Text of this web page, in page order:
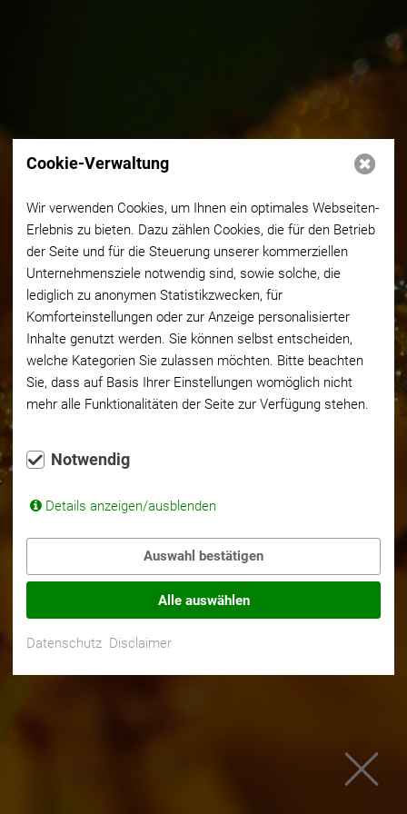
Cookie-Verwaltung
Wir verwenden Cookies, um Ihnen ein optimales Webseiten-
Erlebnis zu bieten. Dazu zählen Cookies, die für den Betrieb
der Seite und für die Steuerung unserer kommerziellen
Unternehmensziele notwendig sind, sowie solche, die
lediglich zu anonymen Statistikzwecken, für
Komforteinstellungen oder zur Anzeige personalisierter
Inhalte genutzt werden. Sie können selbst entscheiden,
welche Kategorien Sie zulassen möchten. Bitte beachten
Sie, dass auf Basis Ihrer Einstellungen womöglich nicht
mehr alle Funktionalitäten der Seite zur Verfügung stehen.
Notwendig
Details anzeigen/ausblenden
Auswahl bestätigen
Alle auswählen
Datenschutz Disclaimer